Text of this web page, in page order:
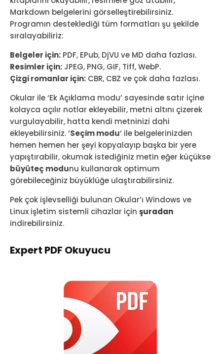
Markdown belgelerini görselleştirebilirsiniz.
Programın desteklediği tüm formatları şu şekilde
sıralayabiliriz:
Belgeler için: PDF, EPub, DjVU ve MD daha fazlası.
Resimler için: JPEG, PNG, GIF, Tiff, WebP.
Çizgi romanlar için: CBR, CBZ ve çok daha fazlası.
Okular ile ‘Ek Açıklama modu’ sayesinde satır içine
kolayca açılır notlar ekleyebilir, metni altını çizerek
vurgulayabilir, hatta kendi metninizi dahi
ekleyebilirsiniz. ‘Seçim modu‘ ile belgelerinizden
hemen hemen her şeyi kopyalayıp başka bir yere
yapıştırabilir, okumak istediğiniz metin eğer küçükse
büyüteç modunu kullanarak optimum
görebileceğiniz büyüklüğe ulaştırabilirsiniz.
Pek çok işlevselliği bulunan Okular’ı Windows ve
Linux işletim sistemli cihazlar için şuradan
indirebilirsiniz.
Expert PDF Okuyucu